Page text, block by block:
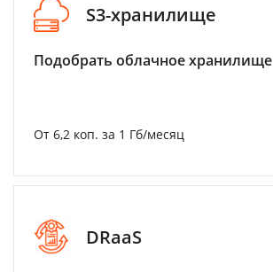
S3-хранилище
Подобрать облачное хранилище
От 6,2 коп. за 1 Гб/месяц
DRaaS